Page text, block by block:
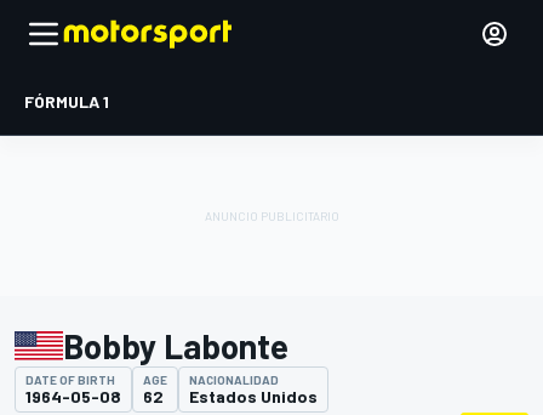
FÓRMULA 1
Bobby Labonte
DATE OF BIRTH
1964-05-08
AGE
62
NACIONALIDAD
Estados Unidos